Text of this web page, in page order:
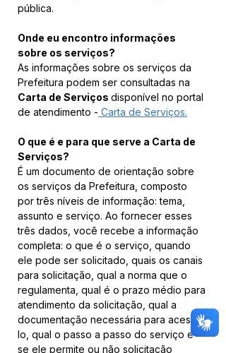
pública.
Onde eu encontro informações
sobre os serviços?
As informações sobre os serviços da
Prefeitura podem ser consultadas na
Carta de Serviços disponível no portal
de atendimento - Carta de Serviços.
O que é e para que serve a Carta de
Serviços?
É um documento de orientação sobre
os serviços da Prefeitura, composto
por três níveis de informação: tema,
assunto e serviço. Ao fornecer esses
três dados, você recebe a informação
completa: o que é o serviço, quando
ele pode ser solicitado, quais os canais
para solicitação, qual a norma que o
regulamenta, qual é o prazo médio para
atendimento da solicitação, qual a
documentação necessária para acessá-
lo, qual o passo a passo do serviço e
se ele permite ou não solicitação